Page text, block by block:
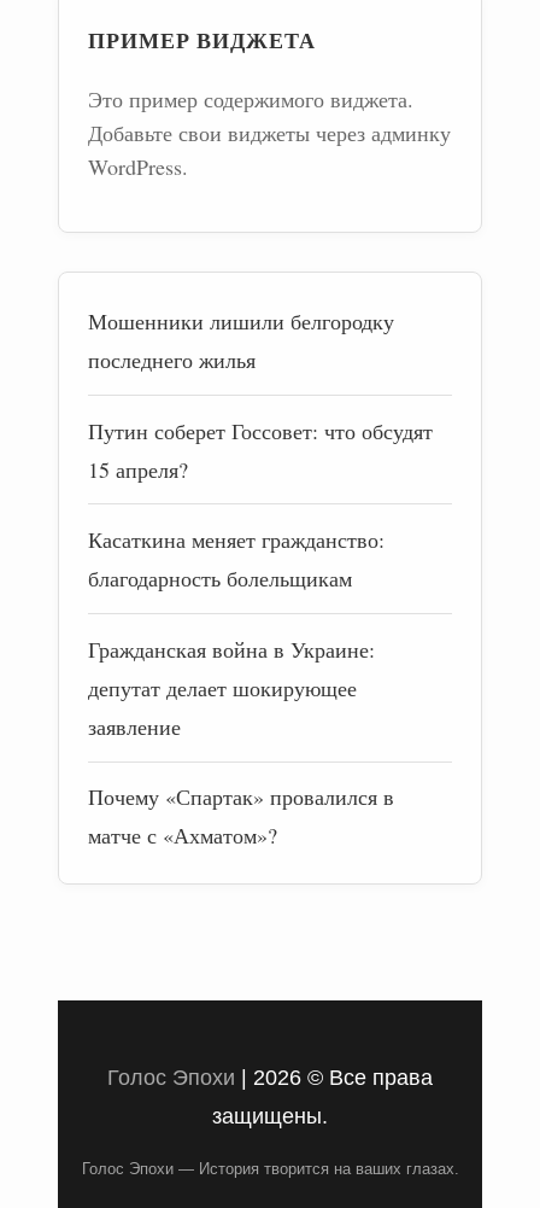
ПРИМЕР ВИДЖЕТА
Это пример содержимого виджета.
Добавьте свои виджеты через админку
WordPress.
Мошенники лишили белгородку
последнего жилья
Путин соберет Госсовет: что обсудят
15 апреля?
Касаткина меняет гражданство:
благодарность болельщикам
Гражданская война в Украине:
депутат делает шокирующее
заявление
Почему «Спартак» провалился в
матче с «Ахматом»?
Голос Эпохи
2026 © Все права
защищены.
Голос Эпохи — История творится на ваших глазах.